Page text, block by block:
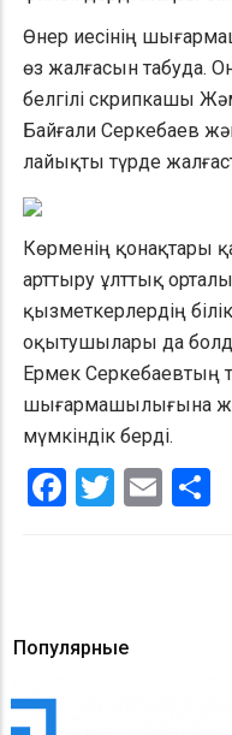
Өнер иесінің
өз жалғасын табуда.
белгілі скрипкашы
Байғали Серкебаев
лайықты түрде
Көрменің қонақтары
арттыру ұлттық
қызметкерлердің
оқытушылары да
Ермек Серкебаевтың
шығармашылығына
мүмкіндік берді.
Facebook
Twitter
Email
Популярные